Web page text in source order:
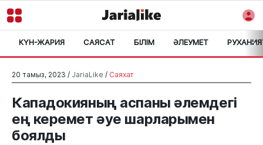
КҮН-ЖАРИЯ САЯСАТ БІЛІМ ӘЛЕУМЕТ >
20 тамыз, 2023 / JariaLike / Саяхат
Кападокияның аспаны әлемдегі
ең керемет әуе шарларымен
боялды